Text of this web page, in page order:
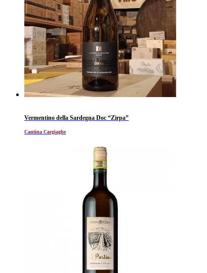
Vermentino della Sardegna Doc “Zirpa”
Cantina Cargiaghe